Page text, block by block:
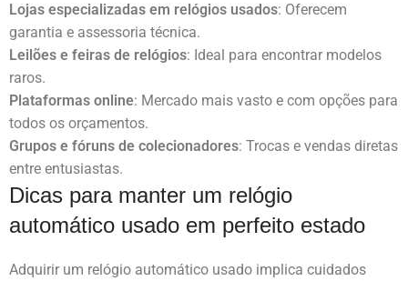
Lojas especializadas em relógios usados: Oferecem
garantia e assessoria técnica.
Leilões e feiras de relógios: Ideal para encontrar modelos
raros.
Plataformas online: Mercado mais vasto e com opções para
todos os orçamentos.
Grupos e fóruns de colecionadores: Trocas e vendas diretas
entre entusiastas.
Dicas para manter um relógio
automático usado em perfeito estado
Adquirir um relógio automático usado implica cuidados